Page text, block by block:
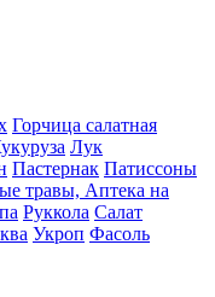
Горчица салатная
Лук
Пастернак Патиссоны
травы, Аптека на
Руккола Салат
Укроп Фасоль